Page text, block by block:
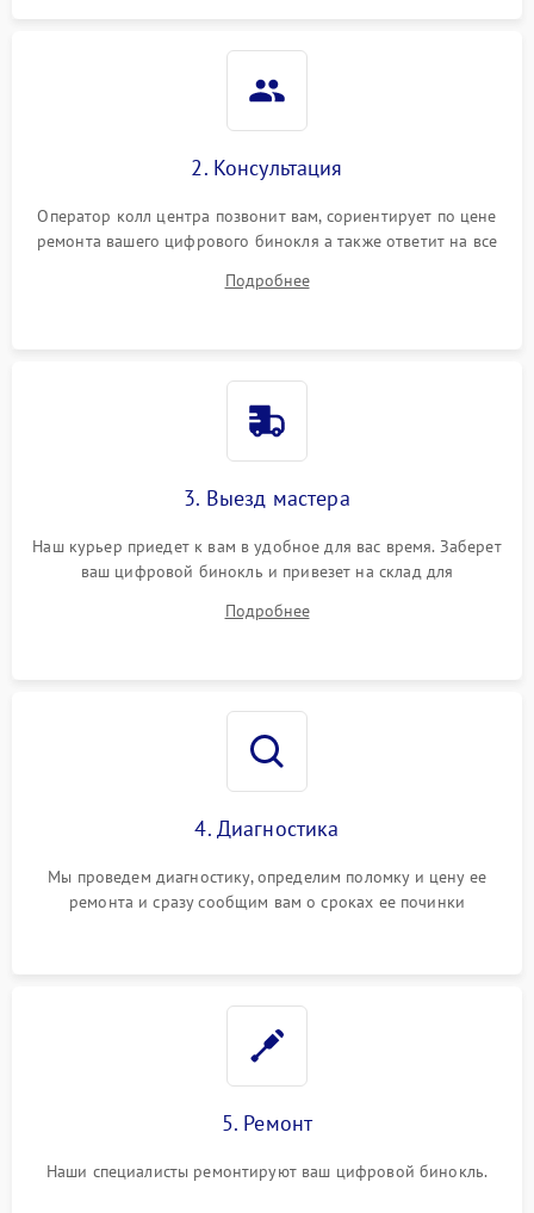
2. Консультация
Оператор колл центра позвонит вам, сориентирует по цене
ремонта вашего цифрового бинокля а также ответит на все
Подробнее
3. Выезд мастера
Наш курьер приедет к вам в удобное для вас время. Заберет
ваш цифровой бинокль и привезет на склад для
Подробнее
4. Диагностика
Мы проведем диагностику, определим поломку и цену ее
ремонта и сразу сообщим вам о сроках ее починки
5. Ремонт
Наши специалисты ремонтируют ваш цифровой бинокль.